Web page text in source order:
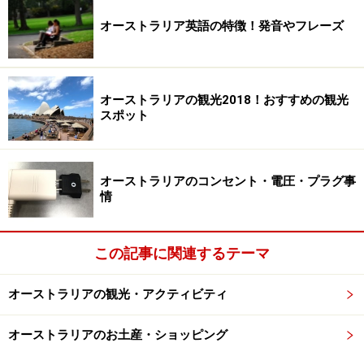
オーストラリア英語の特徴！発音やフレーズ
オーストラリアの観光2018！おすすめの観光
スポット
オーストラリアのコンセント・電圧・プラグ事
情
この記事に関連するテーマ
オーストラリアの観光・アクティビティ
オーストラリアのお土産・ショッピング